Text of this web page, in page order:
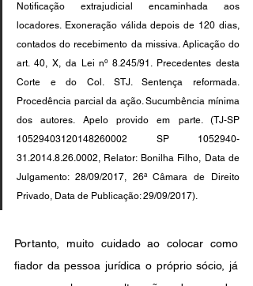
Notificação extrajudicial encaminhada aos
locadores. Exoneração válida depois de 120 dias,
contados do recebimento da missiva. Aplicação do
art. 40, X, da Lei nº 8.245/91. Precedentes desta
Corte e do Col. STJ. Sentença reformada.
Procedência parcial da ação. Sucumbência mínima
dos autores. Apelo provido em parte. (TJ-SP
10529403120148260002 SP 1052940-
31.2014.8.26.0002, Relator: Bonilha Filho, Data de
Julgamento: 28/09/2017, 26ª Câmara de Direito
Privado, Data de Publicação: 29/09/2017).
Portanto, muito cuidado ao colocar como
fiador da pessoa jurídica o próprio sócio, já